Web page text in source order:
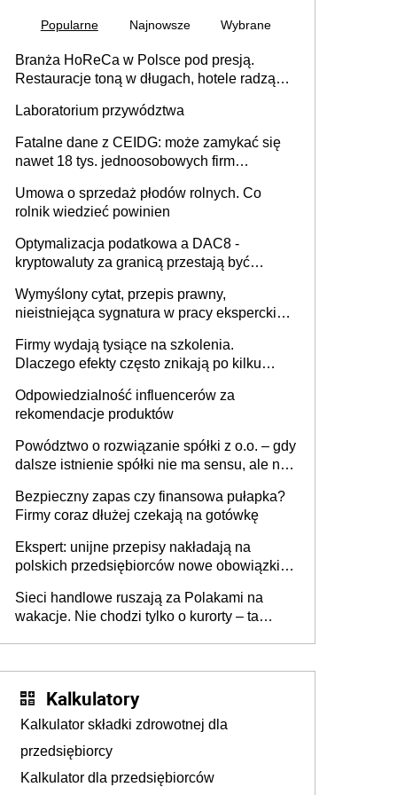
Popularne Najnowsze Wybrane
Branża HoReCa w Polsce pod presją.
Restauracje toną w długach, hotele radzą
Laboratorium przywództwa
Fatalne dane z CEIDG: może zamykać się
nawet 18 tys. jednoosobowych firm
Umowa o sprzedaż płodów rolnych. Co
rolnik wiedzieć powinien
Optymalizacja podatkowa a DAC8 -
kryptowaluty za granicą przestają być
Wymyślony cytat, przepis prawny,
nieistniejąca sygnatura w pracy eksperckiej -
firmie
Firmy wydają tysiące na szkolenia.
Dlaczego efekty często znikają po kilku
Odpowiedzialność influencerów za
rekomendacje produktów
Powództwo o rozwiązanie spółki z o.o. – gdy
dalsze istnienie spółki nie ma sensu, ale nie
Bezpieczny zapas czy finansowa pułapka?
Firmy coraz dłużej czekają na gotówkę
Ekspert: unijne przepisy nakładają na
polskich przedsiębiorców nowe obowiązki w
Sieci handlowe ruszają za Polakami na
wakacje. Nie chodzi tylko o kurorty – ta
Kalkulatory
Kalkulator składki zdrowotnej dla
przedsiębiorcy
Kalkulator dla przedsiębiorców